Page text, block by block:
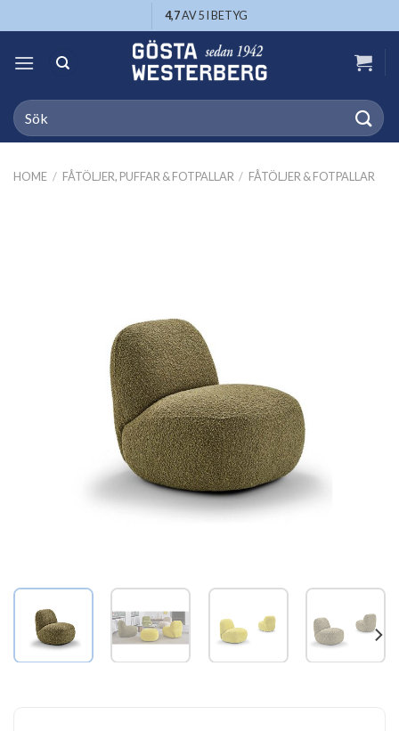
to
content
4,7AV 5 I BETYG
Search
for:
HOME / FÅTÖLJER, PUFFAR & FOTPALLAR / FÅTÖLJER & FOTPALLAR